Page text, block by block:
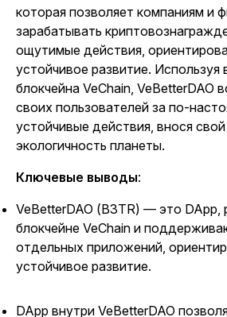
которая позволяет компаниям и
зарабатывать
ощутимые действия,
устойчивое развитие.
блокчейна VeChain, VeBetterDAO
своих пользователей за по-
устойчивые действия, внося
экологичность планеты.
Ключевые выводы:
VeBetterDAO (B3TR) — это
блокчейне VeChain и
отдельных приложений,
устойчивое развитие.
DApp внутри VeBetterDAO